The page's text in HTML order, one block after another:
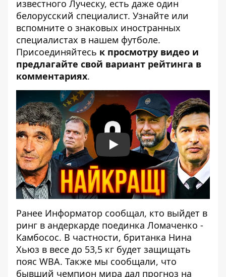
известного Луческу, есть даже один
белорусский специалист. Узнайте или
вспомните о знаковых иностранных
специалистах в нашем футболе.
Присоединяйтесь к просмотру видео и
предлагайте свой вариант рейтинга в
комментариях.
Play
Ранее Информатор сообщал, кто выйдет в
ринг в андеркарде поединка Ломаченко -
Камбосос. В частности, британка Нина
Хьюз в весе до 53,5 кг будет защищать
пояс WBA. Также мы сообщали, что
бывший чемпион мира дал прогноз на